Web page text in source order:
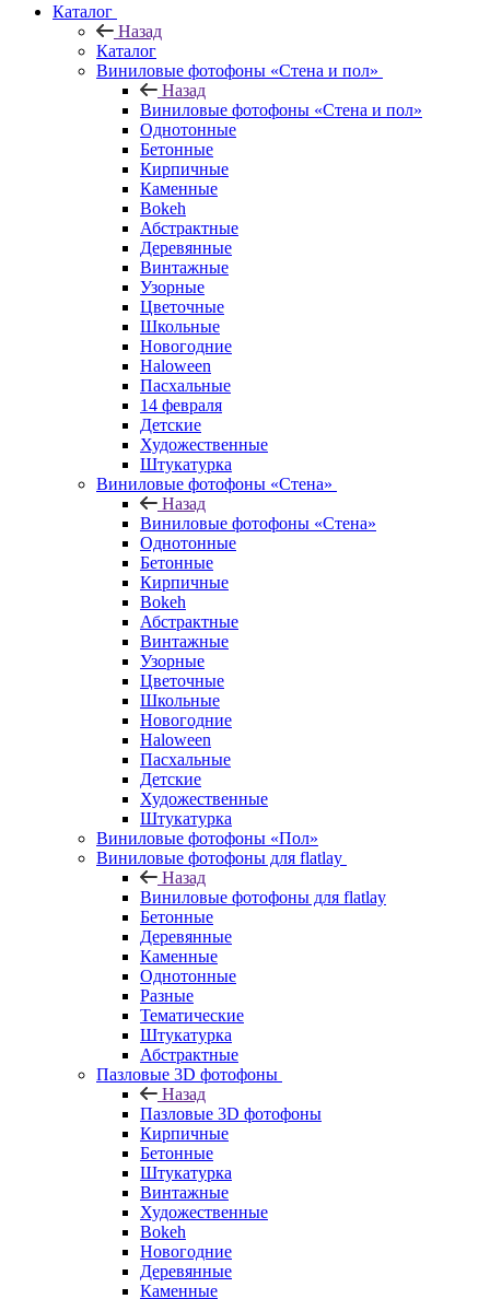
Каталог
Назад
Каталог
Виниловые фотофоны «Стена и пол»
Назад
Виниловые фотофоны «Стена и пол»
Однотонные
Бетонные
Кирпичные
Каменные
Bokeh
Абстрактные
Деревянные
Винтажные
Узорные
Цветочные
Школьные
Новогодние
Haloween
Пасхальные
14 февраля
Детские
Художественные
Штукатурка
Виниловые фотофоны «Стена»
Назад
Виниловые фотофоны «Стена»
Однотонные
Бетонные
Кирпичные
Bokeh
Абстрактные
Винтажные
Узорные
Цветочные
Школьные
Новогодние
Haloween
Пасхальные
Детские
Художественные
Штукатурка
Виниловые фотофоны «Пол»
Виниловые фотофоны для flatlay
Назад
Виниловые фотофоны для flatlay
Бетонные
Деревянные
Каменные
Однотонные
Разные
Тематические
Штукатурка
Абстрактные
Пазловые 3D фотофоны
Назад
Пазловые 3D фотофоны
Кирпичные
Бетонные
Штукатурка
Винтажные
Художественные
Bokeh
Новогодние
Деревянные
Каменные